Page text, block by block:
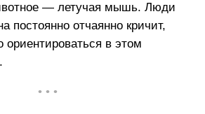
— летучая мышь. Люди
постоянно отчаянно кричит,
ориентироваться в этом
• • •